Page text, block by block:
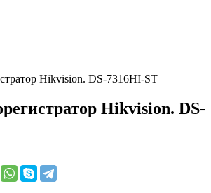
Hikvision. DS-7316HI-ST
Hikvision. DS-